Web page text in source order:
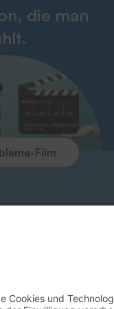
die man
Film